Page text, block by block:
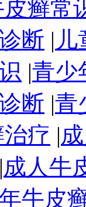
皮癣常
断 |
|青少
断 |青
疗 |
|成人牛
牛皮